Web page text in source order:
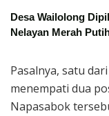
Desa Wailolong
Nelayan Merah
Pasalnya, satu
menempati dua
Napasabok